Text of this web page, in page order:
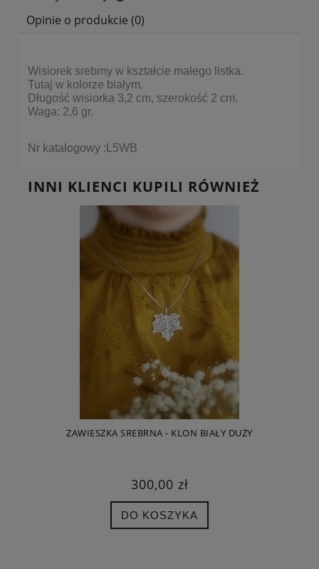
Cena nie zawiera ewentualnych kosztów płatności
Opinie o produkcie (0)
Wisiorek srebrny w kształcie małego listka.
Tutaj w kolorze białym.
Długość wisiorka 3,2 cm, szerokość 2 cm.
Waga: 2,6 gr.
Nr katalogowy : L5WB
INNI KLIENCI KUPILI RÓWNIEŻ
ZAWIESZKA SREBRNA - KLON BIAŁY DUŻY
300,00 zł
DO KOSZYKA